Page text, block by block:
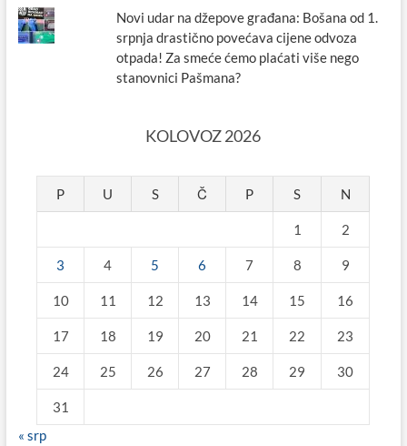
Novi udar na džepove građana: Bošana od 1.
srpnja drastično povećava cijene odvoza
otpada! Za smeće ćemo plaćati više nego
stanovnici Pašmana?
KOLOVOZ 2026
P U S Č P S N
1 2
3 4 5 6 7 8 9
10 11 12 13 14 15 16
17 18 19 20 21 22 23
24 25 26 27 28 29 30
31
« srp